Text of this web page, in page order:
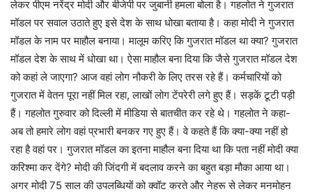
लेकर पीएम नरेंद्र मोदी और बीजेपी पर जुबानी हमला बोला है। गहलोत ने गुजरात
मॉडल पर सवाल उठाते हुए इसे देश के साथ धोखा बताया है। कहा मोदी ने गुजरात
मॉडल के नाम पर माहौल बनाया। मालूम करिए कि गुजरात मॉडल था क्या? गुजरात
मॉडल देश के साथ में धोखा था। ऐसा माहौल बना दिया कि जैसे गुजरात मॉडल देश
को कहां ले जाएगा? आज वहां लोग नौकरी के लिए तरस रहे हैं। कर्मचारियों को
गुजरात में वेतन पूरा नहीं मिल रहा, लाखों लोग टेंपरेरी लगे हुए हैं। सड़कें टूटी पड़ी
हैं। गहलोत गुरुवार को दिल्ली में मीडिया से बातचीत कर रहे थे। गहलोत ने कहा-
अब तो हमारे लोग वहां प्रभारी बनकर गए हुए हैं। वे कहते हैं कि क्या-क्या नहीं हो
रहा है वहां पर। गुजरात मॉडल का इतना माहौल बना दिया था कि पता नहीं मोदी क्या
करिश्मा कर देंगे? मोदी की जिंदगी में बदलाव करने का बहुत बड़ा मौका आया था।
अगर मोदी 75 साल की उपलब्धियों को क्वॉट करते और नेहरू से लेकर मनमोहन